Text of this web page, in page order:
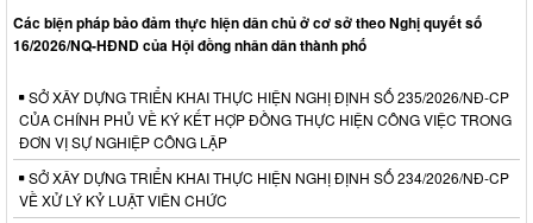
Các biện pháp bảo đảm thực hiện dân chủ ở cơ sở theo Nghị quyết số
16/2026/NQ-HĐND của Hội đồng nhân dân thành phố
SỞ XÂY DỰNG TRIỂN KHAI THỰC HIỆN NGHỊ ĐỊNH SỐ 235/2026/NĐ-CP
CỦA CHÍNH PHỦ VỀ KÝ KẾT HỢP ĐỒNG THỰC HIỆN CÔNG VIỆC TRONG
ĐƠN VỊ SỰ NGHIỆP CÔNG LẬP
SỞ XÂY DỰNG TRIỂN KHAI THỰC HIỆN NGHỊ ĐỊNH SỐ 234/2026/NĐ-CP
VỀ XỬ LÝ KỶ LUẬT VIÊN CHỨC